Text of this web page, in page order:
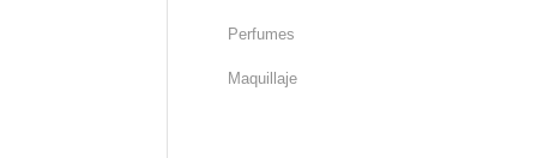
Perfumes
Maquillaje